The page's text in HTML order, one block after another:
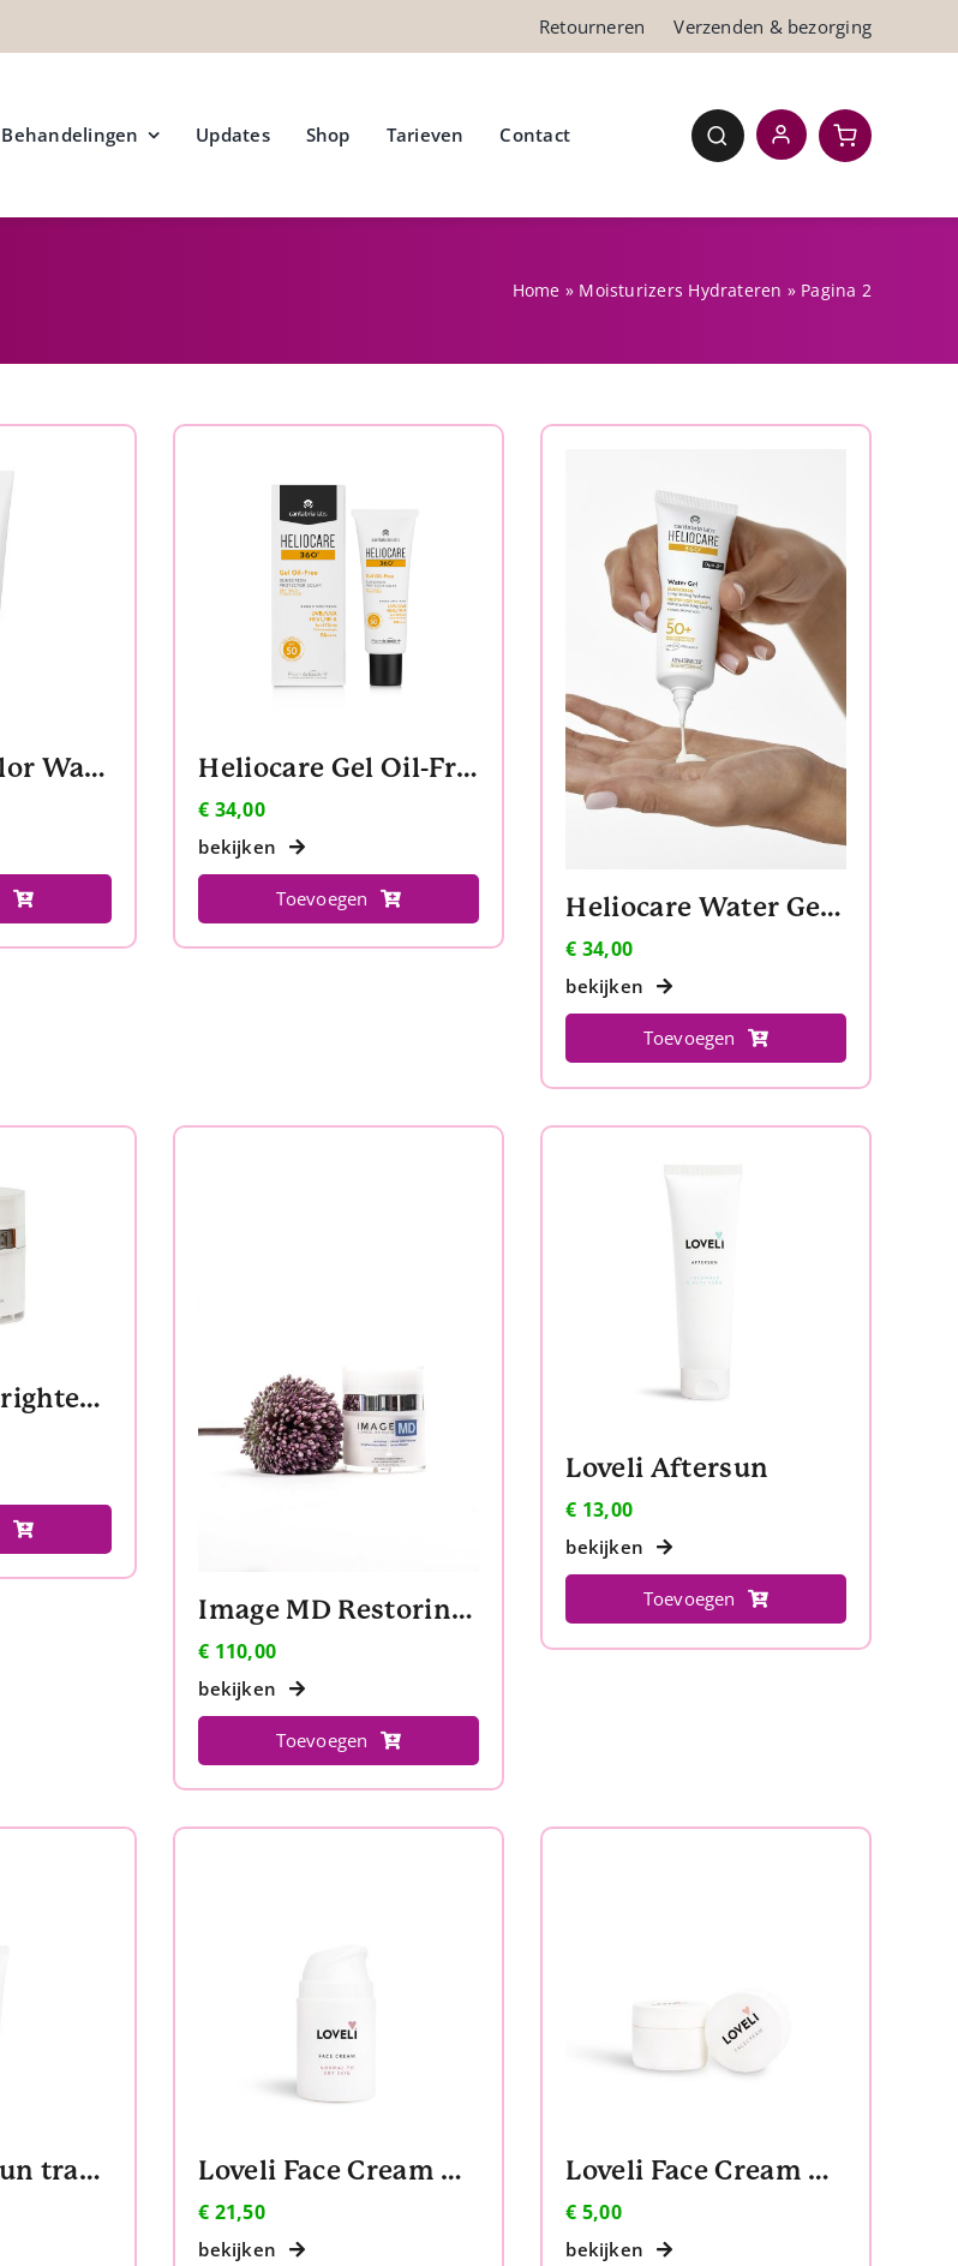
Retourneren Verzenden & bezorging
Behandelingen Updates Shop Tarieven Contact
Home » Moisturizers Hydrateren » Pagina 2
Heliocare Color Water Gel SPF 50 Beige Heliocare Gel Oil-Free SPF 50
€ 34,00
bekijken
Toevoegen Heliocare Water Gel SPF 50
€ 34,00
bekijken
Toevoegen
Iluma Skin Brightening Crème
Image MD Restoring Brightening Crème
€ 110,00
bekijken
Toevoegen
Loveli Aftersun
€ 13,00
bekijken
Toevoegen
Loveli Aftersun travel size Loveli Face Cream Normal to dry skin
€ 21,50
bekijken
Loveli Face Cream Normal to dry skin travelsize
€ 5,00
bekijken